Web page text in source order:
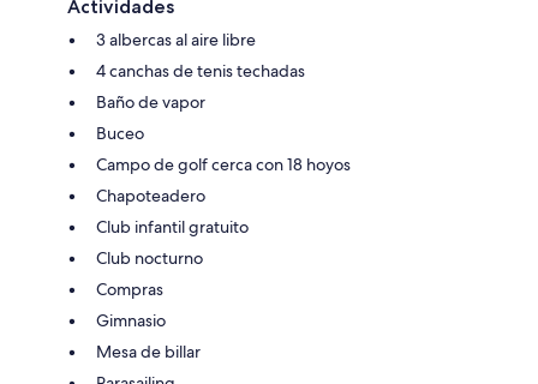
Actividades
3 albercas al aire libre
4 canchas de tenis techadas
Baño de vapor
Buceo
Campo de golf cerca con 18 hoyos
Chapoteadero
Club infantil gratuito
Club nocturno
Compras
Gimnasio
Mesa de billar